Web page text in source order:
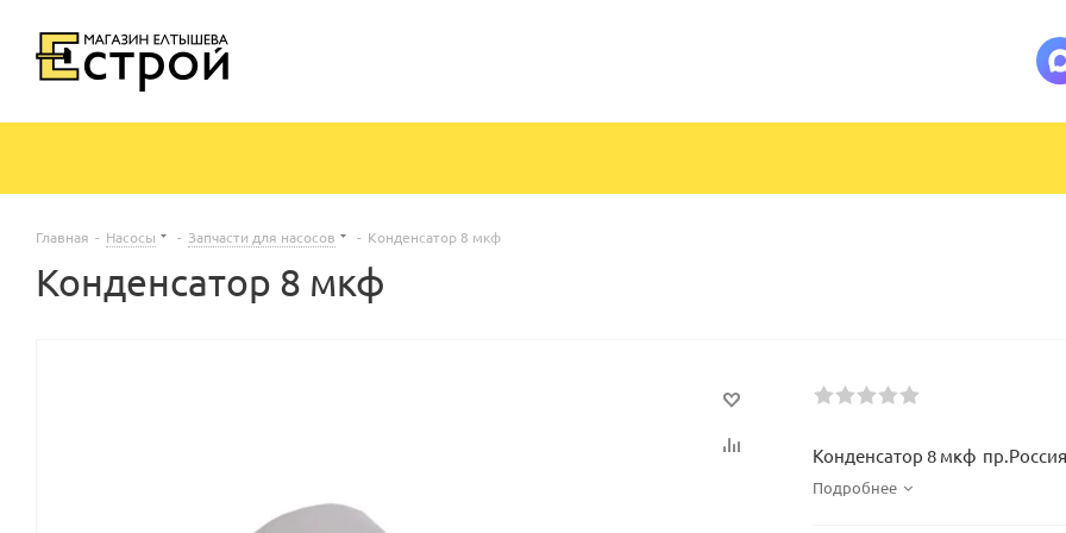
Главная - Насосы - Запчасти для насосов - Конденсатор 8 мкф
Конденсатор 8 мкф
Конденсатор 8 мкф пр.Россия
Подробнее